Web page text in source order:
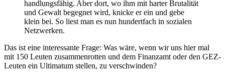
handlungsfähig. Aber dort, wo ihm mit harter Brutalität
und Gewalt begegnet wird, knicke er ein und gebe
klein bei. So liest man es nun hundertfach in sozialen
Netzwerken.
Das ist eine interessante Frage: Was wäre, wenn wir uns hier mal
mit 150 Leuten zusammenrotten und dem Finanzamt oder den GEZ-
Leuten ein Ultimatum stellen, zu verschwinden?